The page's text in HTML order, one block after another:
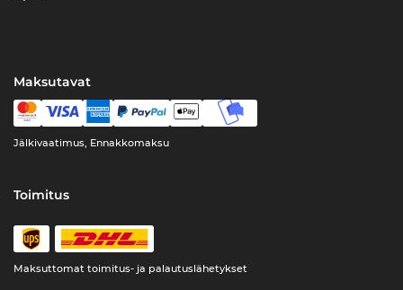
Maksutavat
Jälkivaatimus, Ennakkomaksu
Toimitus
Maksuttomat toimitus- ja palautuslähetykset